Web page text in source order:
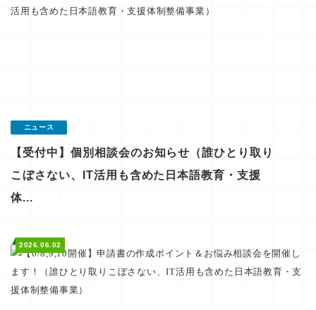
ニュース
【受付中】個別相談会のお知らせ（誰ひとり取り
こぼさない、IT活用も含めた日本語教育・支援
体...
2026.06.02